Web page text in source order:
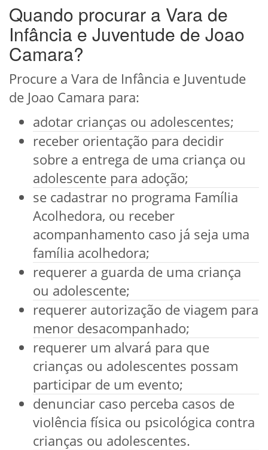
Quando procurar a Vara de
Infância e Juventude de Joao
Camara?
Procure a Vara de Infância e Juventude
de Joao Camara para:
adotar crianças ou adolescentes;
receber orientação para decidir
sobre a entrega de uma criança ou
adolescente para adoção;
se cadastrar no programa Família
Acolhedora, ou receber
acompanhamento caso já seja uma
família acolhedora;
requerer a guarda de uma criança
ou adolescente;
requerer autorização de viagem para
menor desacompanhado;
requerer um alvará para que
crianças ou adolescentes possam
participar de um evento;
denunciar caso perceba casos de
violência física ou psicológica contra
crianças ou adolescentes.